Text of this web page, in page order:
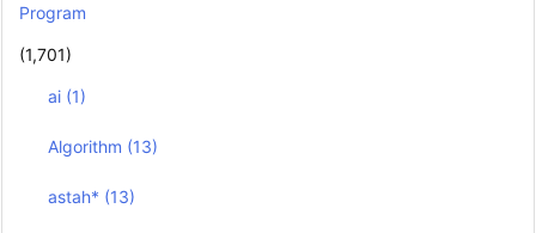
Program
(1,701)
ai (1)
Algorithm (13)
astah* (13)